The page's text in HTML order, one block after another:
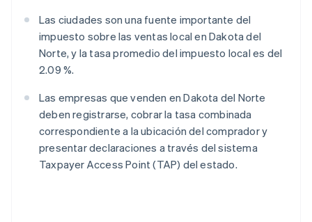
Las ciudades son una fuente importante del
impuesto sobre las ventas local en Dakota del
Norte, y la tasa promedio del impuesto local es del
2.09 %.
Las empresas que venden en Dakota del Norte
deben registrarse, cobrar la tasa combinada
correspondiente a la ubicación del comprador y
presentar declaraciones a través del sistema
Taxpayer Access Point (TAP) del estado.